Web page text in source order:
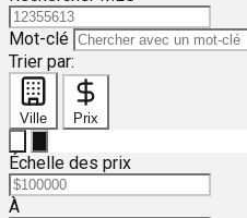
Mot-clé
Trier par:
Ville Prix
Échelle des prix
À